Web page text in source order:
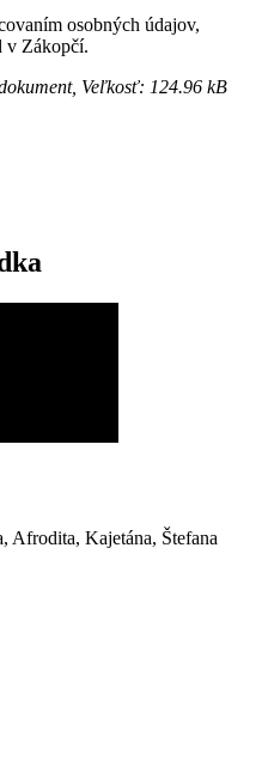
osobných údajov,
v Zákopčí.
Veľkosť: 124.96 kB
Afrodita, Kajetána, Štefana